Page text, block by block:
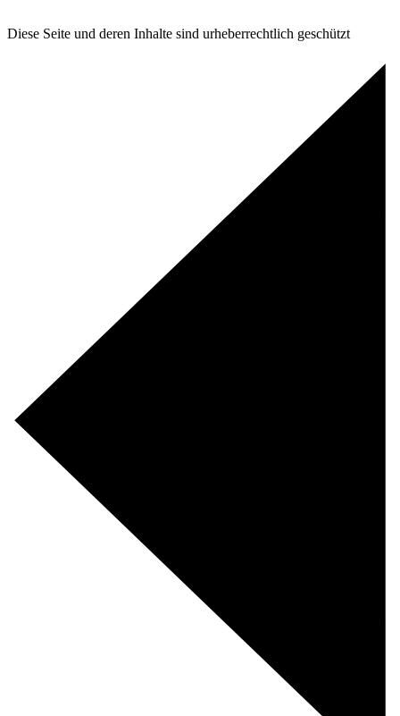
Diese Seite und deren Inhalte sind urheberrechtlich geschützt